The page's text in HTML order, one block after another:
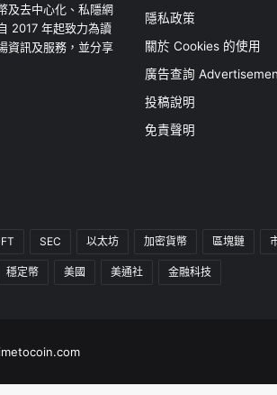
及去中心化、私隱網
2017 年起致力為讀
資訊及服務，並分享
隱私政策
關於 Cookies 的使用
廣告查詢
投稿說明
免責聲明
SEC 以太坊 加密貨幣 區塊鏈
穩定幣 美國 美通社 金融科技